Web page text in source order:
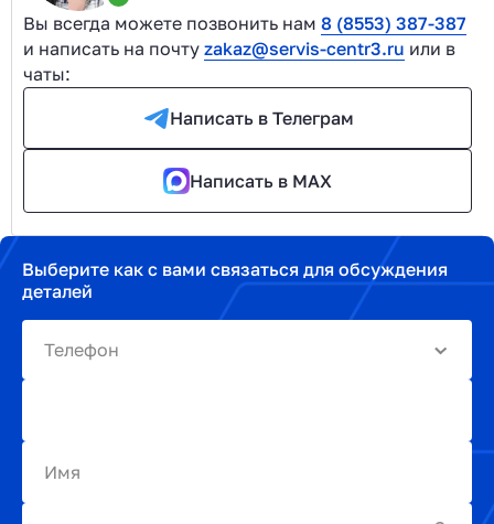
Вы всегда можете позвонить нам 8 (8553) 387-387
и написать на почту zakaz@servis-centr3.ru или в
чаты:
Написать в Телеграм
Написать в MAX
Выберите как с вами связаться для обсуждения
деталей
Телефон
Имя